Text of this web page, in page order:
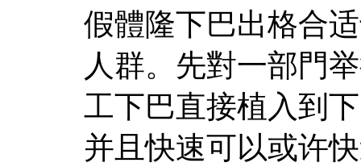
假體隆下巴出格合
人群。先對一部門
工下巴直接植入到
并且快速可以或许